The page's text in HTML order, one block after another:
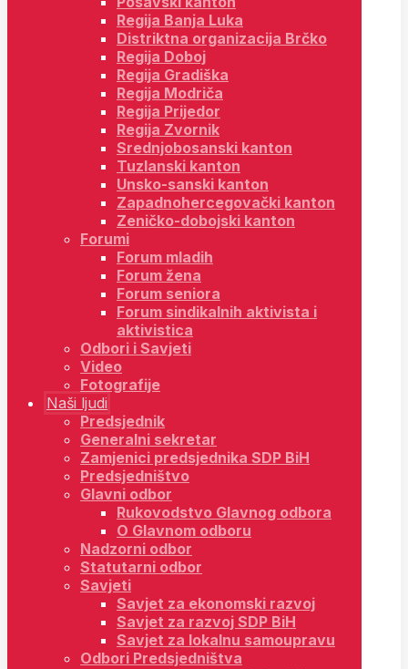
Regija Banja Luka
Distriktna organizacija Brčko
Regija Doboj
Regija Gradiška
Regija Modriča
Regija Prijedor
Regija Zvornik
Srednjobosanski kanton
Tuzlanski kanton
Unsko-sanski kanton
Zapadnohercegovački kanton
Zeničko-dobojski kanton
Forumi
Forum mladih
Forum žena
Forum seniora
Forum sindikalnih aktivista i
aktivistica
Odbori i Savjeti
Video
Fotografije
Naši ljudi
Predsjednik
Generalni sekretar
Zamjenici predsjednika SDP BiH
Predsjedništvo
Glavni odbor
Rukovodstvo Glavnog odbora
O Glavnom odboru
Nadzorni odbor
Statutarni odbor
Savjeti
Savjet za ekonomski razvoj
Savjet za razvoj SDP BiH
Savjet za lokalnu samoupravu
Odbori Predsjedništva